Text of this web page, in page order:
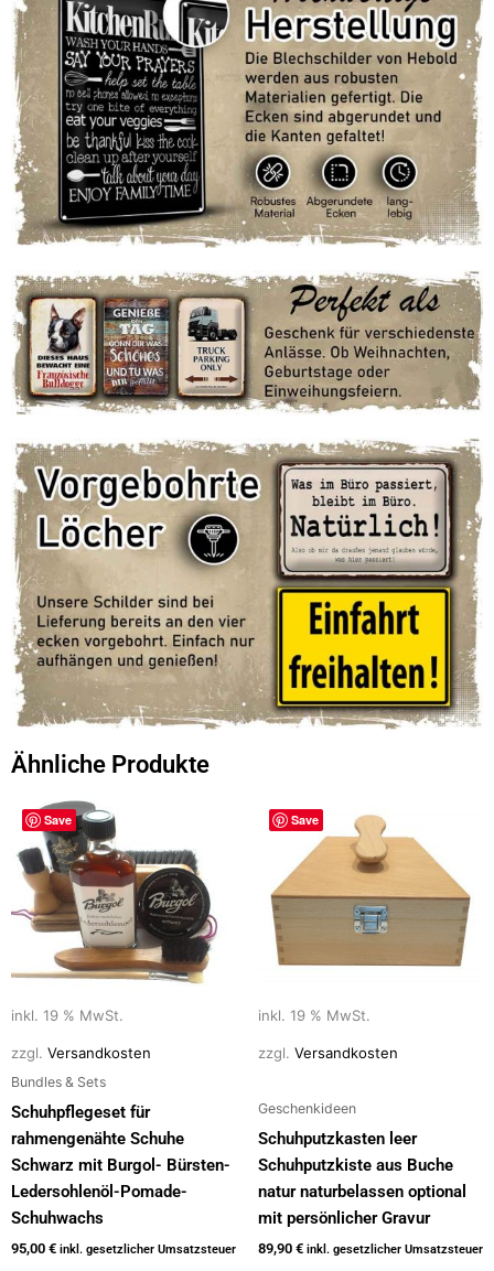
Ähnliche Produkte
Save
inkl. 19 % MwSt.
zzgl. Versandkosten
Bundles & Sets
Schuhpflegeset für
rahmengenähte Schuhe
Schwarz mit Burgol- Bürsten-
Ledersohlenöl-Pomade-
Schuhwachs
95,00 € inkl. gesetzlicher Umsatzsteuer
Save
inkl. 19 % MwSt.
zzgl. Versandkosten
Geschenkideen
Schuhputzkasten leer
Schuhputzkiste aus Buche
natur naturbelassen optional
mit persönlicher Gravur
89,90 € inkl. gesetzlicher Umsatzsteuer